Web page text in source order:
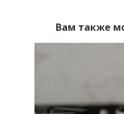
Вам также